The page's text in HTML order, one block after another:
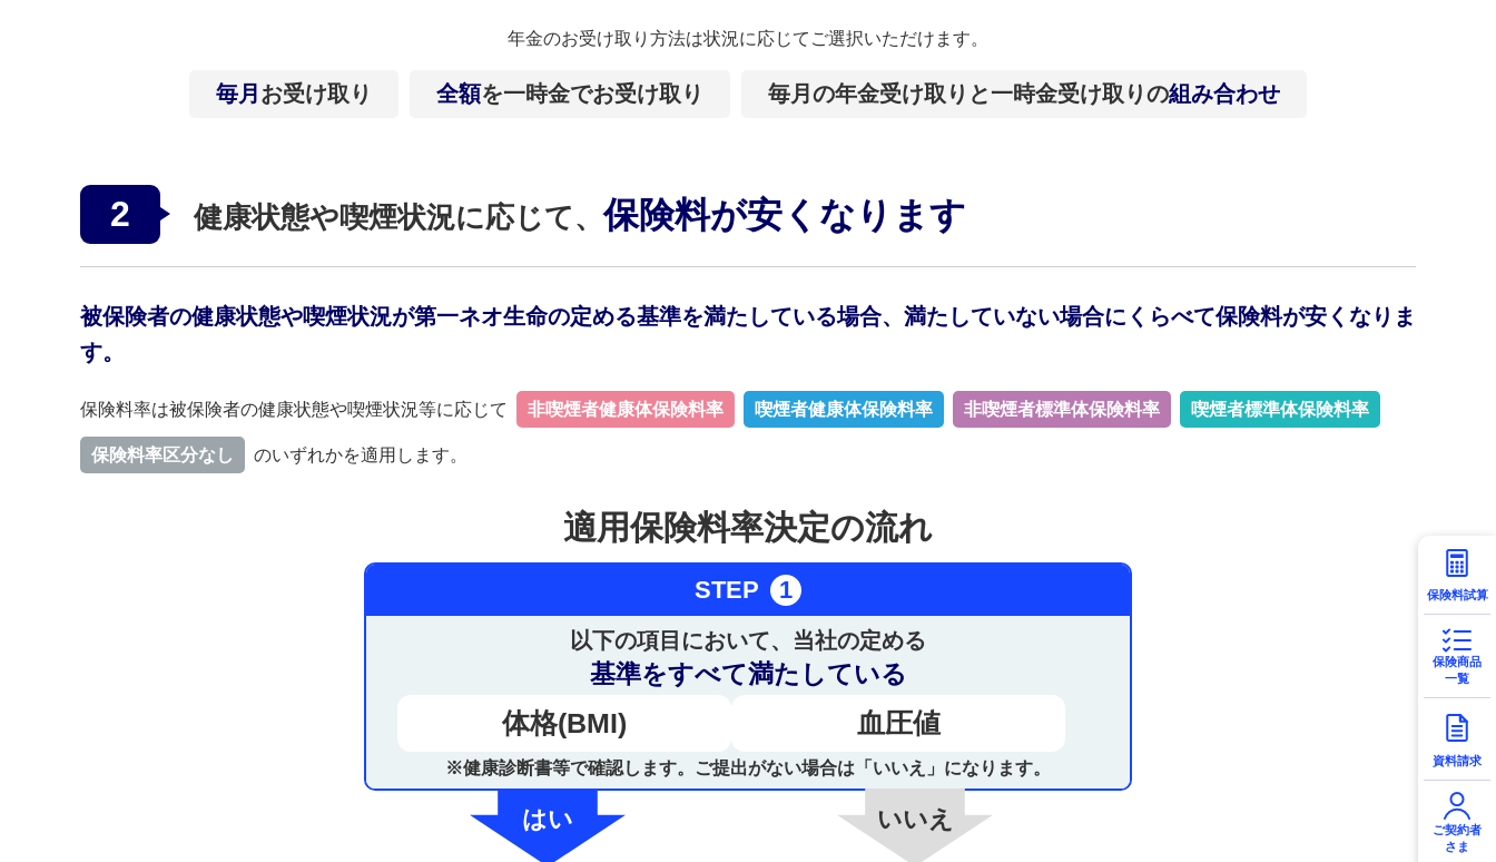
年金のお受け取り方法は状況に応じて ご選択いただけます。
毎月 お受け取り 全額を一時金でお受け取り 毎月の年金受け取りと一時金受け取りの組み合わせ
2 健康状態や喫煙状況に応じて、保険料が安くなります
被保険者の健康状態や喫煙状況が第一ネオ生命の定める基準を満たしている場合、満たしていない場合にくらべて保険料が安くなりま
す。
保険料率は被保険者の健康状態や喫煙状況等に応じて 非喫煙者健康体保険料率 喫煙者健康体保険料率 非喫煙者標準体保険料率 喫煙者標準体保険料率
保険料率区分なし のいずれかを適用します。
適用保険料率決定の流れ
STEP 1
以下の項目において、当社の定める
基準をすべて満たしている
体格(BMI) 血圧値
※健康診断書等で確認します。ご提出がない場合は「いいえ」になります。
はい いいえ
保険料試算
保険商品
一覧
資料請求
ご契約者
さま